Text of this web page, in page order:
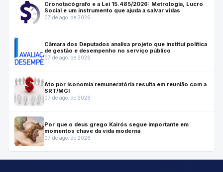
Cronotacógrafo e a Lei 15.485/2026: Metrologia, Lucro
Social e um instrumento que ajuda a salvar vidas
07 de ago. de 2026
Câmara dos Deputados analisa projeto que institui política
de gestão e desempenho no serviço público
07 de ago. de 2026
Ato por isonomia remuneratória resulta em reunião com a
SRT/MGI
07 de ago. de 2026
Por que o deus grego Kairós segue importante em
momentos chave da vida moderna
07 de ago. de 2026